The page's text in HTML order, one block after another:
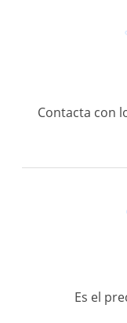
Contacta con
Es el